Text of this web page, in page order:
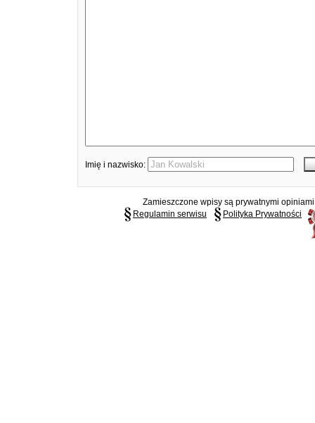
Imię i nazwisko:
Zamieszczone wpisy są prywatnymi
Regulamin serwisu
Polityka Prywatności